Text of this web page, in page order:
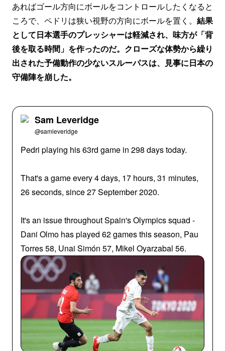
あればゴール方向にボールをコントロールしたくなると
ころで、ペドリは狭い視野の方向にボールを置く。 結果
として日本選手のプレッシャーは軽減され、味方が「背
後を取る時間」を作ったのだ。クローズな体勢から繰り
出された予備動作の少ないスルーパスは、見事に日本の
守備陣を崩した。
Sam Leveridge
@samleveridge
Pedri playing his 63rd game in 298 days today.
That's a game every 4 days, 17 hours, 31 minutes,
26 seconds, since 27 September 2020.
It's an issue throughout Spain's Olympics squad -
Dani Olmo has played 62 games this season, Pau
Torres 58, Unai Simón 57, Mikel Oyarzabal 56.